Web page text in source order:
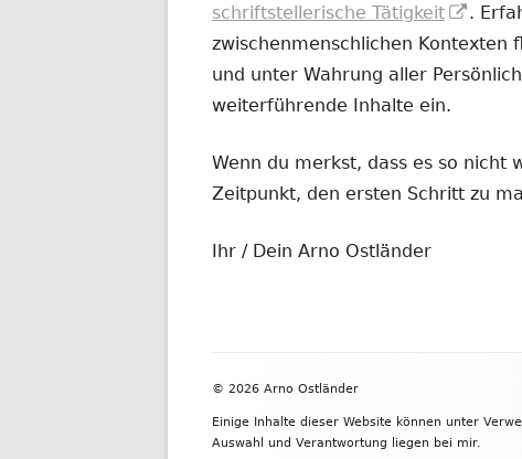
schriftstellerische Tätigkeit
In
.
zwischenmenschlichen Kontexten
und unter Wahrung aller
weiterführende Inhalte ein.
Wenn du merkst, dass es so nicht
Zeitpunkt, den ersten Schritt zu
Ihr / Dein Arno Ostländer
Inhalt
© 2026 Arno Ostländer
Einige Inhalte dieser Website können unter
Auswahl und Verantwortung liegen bei mir.